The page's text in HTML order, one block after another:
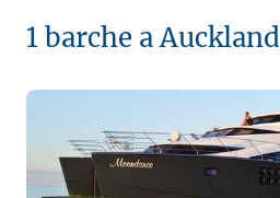
1 barche a Auckland